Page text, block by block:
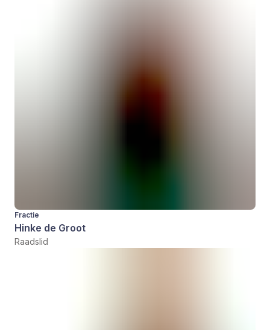
Fractie
Hinke de Groot
Raadslid